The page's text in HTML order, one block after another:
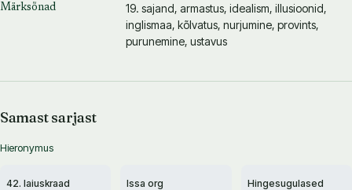
Märksõnad
19. sajand, armastus, idealism, illusioonid,
inglismaa, kõlvatus, nurjumine, provints,
purunemine, ustavus
Samast sarjast
Hieronymus
42. laiuskraad
Issa org
Hingesugulased